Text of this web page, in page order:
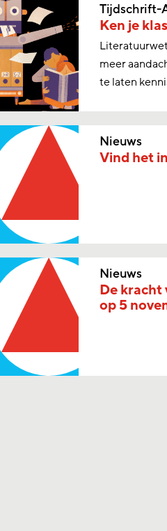
Tijdschrift-
Ken je
meer
te laten
Nieuws
Vind het
Nieuws
De kracht
op 5